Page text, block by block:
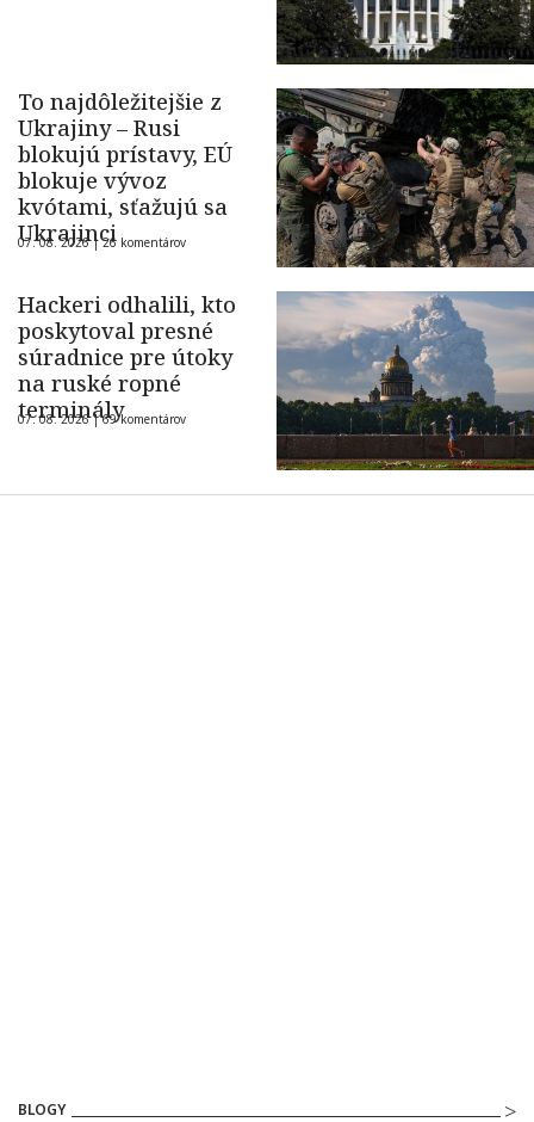
To najdôležitejšie z
Ukrajiny – Rusi
blokujú prístavy, EÚ
blokuje vývoz
kvótami, sťažujú sa
Ukrajinci
07. 08. 2026 |26 komentárov
Hackeri odhalili, kto
poskytoval presné
súradnice pre útoky
na ruské ropné
terminály
07. 08. 2026 |69 komentárov
BLOGY